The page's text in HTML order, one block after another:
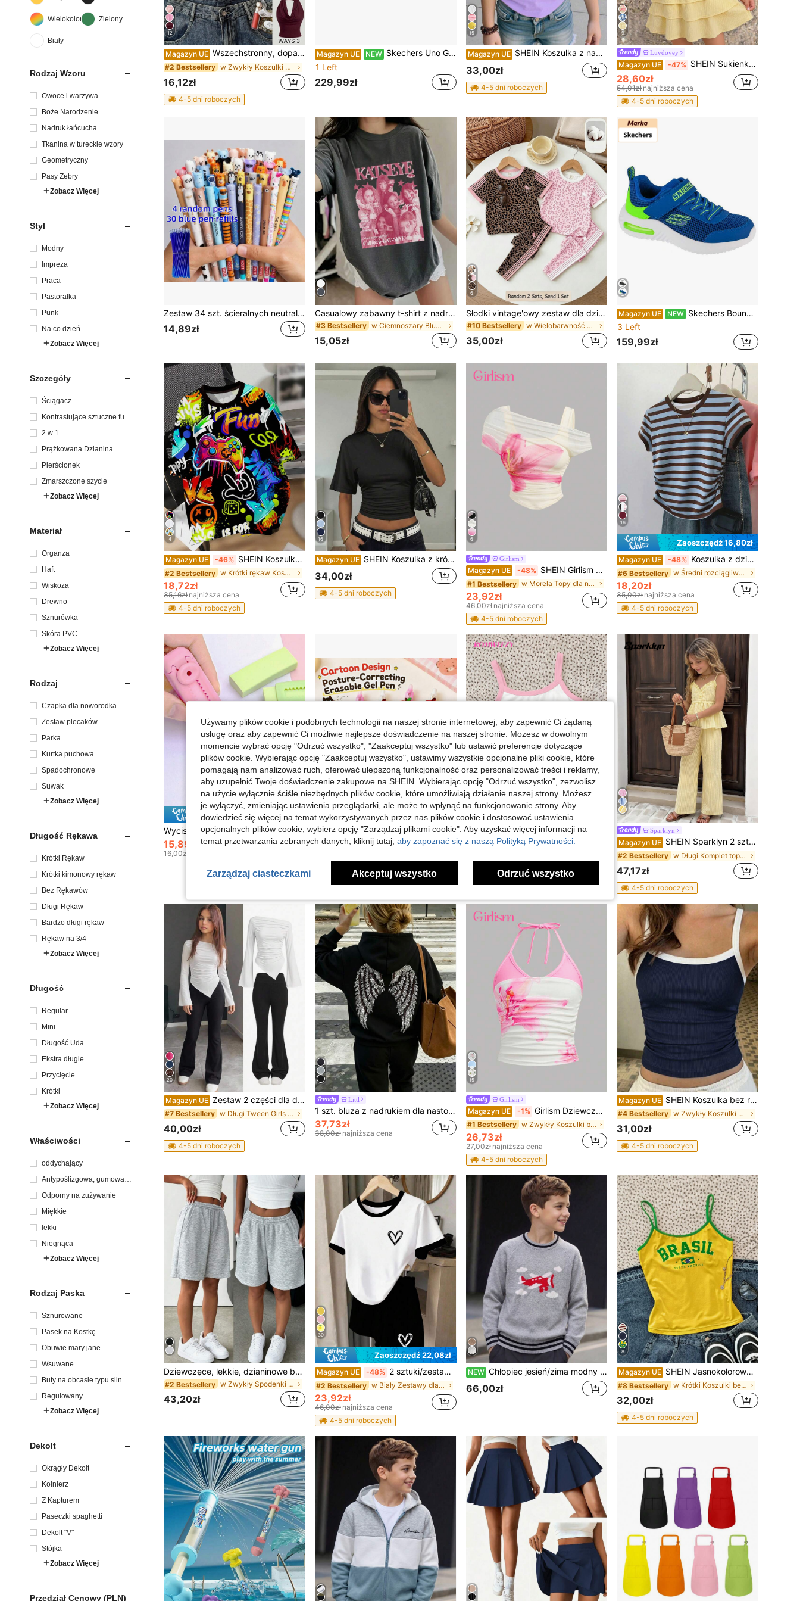
Wielokolorowe Zielony
Biały
Rodzaj Wzoru
Owoce i warzywa
Boże Narodzenie
Nadruk łańcucha
Tkanina w tureckie wzory
Geometryczny
Pasy Zebry
Zobacz Więcej
Styl
Modny
Impreza
Praca
Pastorałka
Punk
Na co dzień
Zobacz Więcej
Szczegóły
Ściągacz
Kontrastujące sztuczne futr
2 w 1
Prążkowana Dzianina
Pierścionek
Zmarszczone szycie
Zobacz Więcej
Materiał
Organza
Haft
Wiskoza
Drewno
Sznurówka
Skóra PVC
Zobacz Więcej
Rodzaj
Czapka dla noworodka
Zestaw plecaków
Parka
Kurtka puchowa
Spadochronowe
Suwak
Zobacz Więcej
Długość Rękawa
Krótki Rękaw
Krótki kimonowy rękaw
Bez Rękawów
Długi Rękaw
Bardzo długi rękaw
Rękaw na 3/4
Zobacz Więcej
Długość
Regular
Mini
Długość Uda
Ekstra długie
Przycięcie
Krótki
Zobacz Więcej
Właściwości
oddychający
Antypoślizgowa, gumowa p
Odporny na zużywanie
Miękkie
lekki
Niegnąca
Zobacz Więcej
Rodzaj Paska
Sznurowane
Pasek na Kostkę
Obuwie mary jane
Wsuwane
Buty na obcasie typu slingb
Regulowany
Zobacz Więcej
Dekolt
Okrągły Dekolt
Kołnierz
Z Kapturem
Paseczki spaghetti
Dekolt "V"
Stójka
Zobacz Więcej
Przedział Cenowy (PLN)
12
Magazyn UE Wszechstronny, dopasowany top dla nastolatek w jednolitym kolorze, letni, swobodny krój, wysoki kołnierz z odkrytymi ramionami, elegancki i pełen wdzięku, odpowiedni na festiwale, na wieś, wakacje na plaży, popołudniową herbatę i inne okazje, dostojny styl, można nosić jako top balowy lub uroczy top
#2 Bestsellery w Zwykły Koszulki dla nastolatek
16,12zł
4-5 dni roboczych
Magazyn UE NEW Skechers Uno Gen1 - Shimmer Away - białe dla dziewczynki buty sportowe
1 Left
229,99zł
15
Magazyn UE SHEIN Koszulka z nadrukiem Kpop Girl z okrągłym dekoltem i krótkim rękawem, uniwersalna i swobodna
33,00zł
4-5 dni roboczych
9
Luvdovey
Magazyn UE -47% SHEIN Sukienka letnia dla nastolatek, swobodna, minimalistyczna, wygodna, z jednolitej żółtej, teksturowanej dzianiny, z falbankami i warstwowym wykończeniem, z falbankami.
28,60zł
54,01złnajniższa cena
4-5 dni roboczych
Zestaw 34 szt. ścieralnych neutralnych długopisów, zawiera 4 losowe długopisy + 30 wkładów (niebieski/czarny tusz), korpus długopisu z wbudowaną gumką, odpowiedni do robienia notatek, codziennego pisania, wysokiej jakości artykuły biurowe i szkolne, świetny prezent na urodziny
14,89zł
Casualowy zabawny t-shirt z nadrukiem graficznym dla dziewczynek w wieku tween, bluza typu pullover z krótkim rękawem i okrągłym dekoltem, letni top
#3 Bestsellery w Ciemnoszary Bluzki dla nastolatek
15,05zł
6
Słodki vintage'owy zestaw dla dziewczynki z modnym brązowym wzorem panterki, casualowy i wygodny, z T-shirtem z krótkim rękawem i okrągłym dekoltem oraz legginsami, odpowiedni na wszystkie pory roku, stylowy zestaw dziewczęcy, do codziennego noszenia, jesienna nowość, nowy styl
#10 Bestsellery w Wielobarwność Zestawy dla młodych dziewcząt
35,00zł
Magazyn UE NEW Skechers Bounder-Tech - niebieskie dla chłopca buty sportowe
3 Left
159,99zł
4
Magazyn UE -46% SHEIN Koszulka dla chłopców w stylu casual z krótkim rękawem i okrągłym dekoltem, z nadrukiem w kreskówkowym stylu, odpowiednia na lato
#2 Bestsellery w Krótki rękaw Koszulki dla chłopców w wieku nasto
18,72zł
35,16złnajniższa cena
4-5 dni roboczych
16
Magazyn UE SHEIN Koszulka z krótkim rękawem i ściągaczem z okrągłym dekoltem dla nastolatek/nastolatek
34,00zł
4-5 dni roboczych
6
Girlism
Magazyn UE -48% SHEIN Girlism Koszulka dla nastolatek z siateczki w kolorze morelowym, dopasowana, z kwiatowym nadrukiem, kremowa, na imprezę, na co dzień, odpowiednia na lato, ukończenie szkoły, powrót do szkoły, wakacje, festiwal, lunch, festiwal muzyczny.
#1 Bestsellery w Morela Topy dla nastolatek
23,92zł
46,00zł najniższa cena
4-5 dni roboczych
16
Zaoszczędź 16,80zł
Magazyn UE -48% Koszulka z dzianiny w paski dla nastolatek, luźna koszulka na lato, koszulka z grafiką na wiosnę/lato, wygodna i luźna, odpowiednia na rodzinne wyjścia, niezbędny element powrotu do szkoły, odświeżający styl domu, elegancka i modna seria, wygodna i łatwa w noszeniu, swobodny sportowy styl, podstawowy styl, codzienna moda dziecięca
#6 Bestsellery w Średni rozciągliwy Koszulki dla nastolatek
18,20zł
35,00złnajniższa cena
4-5 dni roboczych
Zaoszczędź 0,11zł
Wyciskane gumki do mazania dla uczniów, czyszczenie bez resztek, dobra elastyczność. Odpowiednie do nauki, rysowania, powrotu do szkoły
15,89zł
16,00zł
NEW Czarny Kot ścieralne długopisy żelowe 0,5 mm z niebieskim tuszem, szybkoschnące, z wbudowaną gumką, urocze, niezbędne przybory szkolne
17,00zł
Magazyn UE SHEIN Top na ramiączkach spaghetti dla dziewczynek w wieku tween, biało-różowy colorblock z nadrukiem jamnika, uroczy wzór jamnika + odświeżający kontrastowy design dla maksymalnej atrakcyjności, dopasowany, pasuje do różnych dołów, uniwersalny i zabawny styl, można nosić solo lub warstwowo, idealny na codzienne wyjścia, randki i inne okazje, niezbędny zabawny letni garderoby dla modnych dziewczynek
#3 Bestsellery
23,00zł
4-5 dni roboczych
Sparklyn
Magazyn UE SHEIN Sparklyn 2 sztuki/zestaw Wiosna/Lato Dziewczynki w wieku 1-3 lat Luźny, Elegancki, Paskowany Top na Ramiączkach i Pasujące Spodnie w Paski, Odpowiedni na Co Dzień, Dojazdy Do Pracy, Wypoczynek, Wakacje, Spotkania z Przyjaciółmi
#2 Bestsellery w Długi Komplet topów dla nastolatek
47,17zł
4-5 dni roboczych
20
Magazyn UE Zestaw 2 części dla dziewczynki tween: dopasowany dzianinowy top z długim rękawem oraz spodnie dzwony, czarno-biały, casualowy, odpowiedni do domu, na zewnątrz, w podróży i do noszenia
#7 Bestsellery w Długi Tween Girls T-Shirt Co-ords
40,00zł
4-5 dni roboczych
Littl
1 szt. bluza z nadrukiem dla nastolatek, z podszewką termiczną, z długim rękawem, odzież młodzieżowa na jesień/zimę
37,73zł
38,00zł najniższa cena
15
Girlism
Magazyn UE -1% Girlism Dziewczynki w wieku nastoletnim/dziewczęcym wiosna/lato Nowy bez ramiączek Różowy patchworkowy duży kwiatowy nadruk hibiskusa Słodki słodki minimalistyczny wygodny marszczony elastyczny dopasowany swobodny top na ramiączkach
#1 Bestsellery w Zwykły Koszulki bez rękawów i koszulki z krótkim
26,73zł
27,00zł najniższa cena
4-5 dni roboczych
Magazyn UE SHEIN Koszulka bez rękawów z prążkowanym kontrastowym wykończeniem dla nastolatek, uniwersalna do noszenia na co dzień
#4 Bestsellery w Zwykły Koszulki bez rękawów i koszulki z krótkim
31,00zł
4-5 dni roboczych
Dziewczęce, lekkie, dzianinowe bermudy, młodzieżowe, luźne, swobodne, sportowe spodenki z bocznymi kieszeniami, uniwersalne, do noszenia na co dzień i na świeżym powietrzu, letnie
#2 Bestsellery w Zwykły Spodenki dla nastolatek
43,20zł
30
Zaoszczędź 22,08zł
Magazyn UE -48% 2 sztuki/zestaw dziewczęcy, swobodny zestaw z krótkim rękawem i kontrastowym nadrukiem w serca, wygodny strój na lato i jesień do codziennego noszenia
#2 Bestsellery w Biały Zestawy dla nastolatek
23,92zł
46,00zł najniższa cena
4-5 dni roboczych
NEW Chłopiec jesień/zima modny sweter dzianinowy z żakardowym wzorem, długi rękaw, warstwa bazowa
66,00zł
8
Magazyn UE SHEIN Jasnokolorowy, kontrastowy, swobodny top na ramiączkach dla nastolatek, z nadrukiem w stylu brazylijskim, dopasowany do ciała, odpowiedni na lato, do uprawiania sportu i wypoczynku
#8 Bestsellery w Krótki Koszulki bez rękawów i koszulki z krótkim
32,00zł
4-5 dni roboczych
Używamy plików cookie i podobnych technologii na naszej stronie internetowej, aby zapewnić Ci żądaną
usługę oraz aby zapewnić Ci możliwie najlepsze doświadczenie na naszej stronie. Możesz w dowolnym
momencie wybrać opcję "Odrzuć wszystko", "Zaakceptuj wszystko" lub ustawić preferencje dotyczące
plików cookie. Wybierając opcję "Zaakceptuj wszystko", ustawimy wszystkie opcjonalne pliki cookie, które
pomagają nam analizować ruch, oferować ulepszoną funkcjonalność oraz personalizować treści i reklamy,
aby uzupełnić Twoje doświadczenie zakupowe na SHEIN. Wybierając opcję "Odrzuć wszystko", zezwolisz
na użycie wyłącznie ściśle niezbędnych plików cookie, które umożliwiają działanie naszej strony. Możesz
je wyłączyć, zmieniając ustawienia przeglądarki, ale może to wpłynąć na funkcjonowanie strony. Aby
dowiedzieć się więcej na temat wykorzystywanych przez nas plików cookie i dostosować ustawienia
opcjonalnych plików cookie, wybierz opcję "Zarządzaj plikami cookie". Aby uzyskać więcej informacji na
temat przetwarzania zebranych danych, kliknij tutaj, aby zapoznać się z naszą Polityką Prywatności.
Zarządzaj ciasteczkami Akceptuj wszystko Odrzuć wszystko